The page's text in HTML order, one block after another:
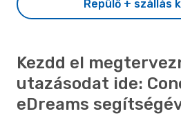
Repülő + szállás
Kezdd el
utazásodat ide:
eDreams